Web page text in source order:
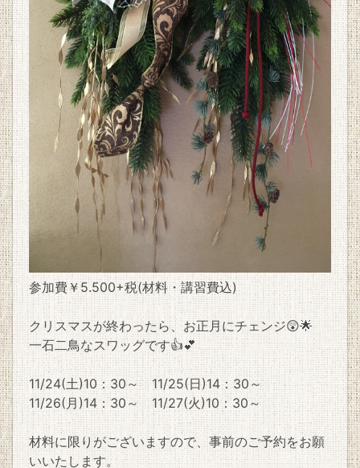
参加費￥5.500+税(材料・講習費込)
クリスマスが終わったら、お正月にチェンジ😲🌟
一石二鳥なスワッグです👍💕
11/24(土)10：30～ 11/25(日)14：30～
11/26(月)14：30～ 11/27(火)10：30～
材料に限りがございますので、事前のご予約をお願
いいたします。